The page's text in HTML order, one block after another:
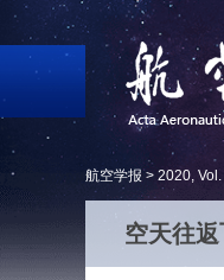
航空学报 > 2020,
空天往